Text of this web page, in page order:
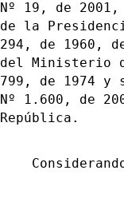
Nº 19, de
de la
294, de 1960,
del Ministerio
799, de 1974 y
Nº 1.600, de
República.